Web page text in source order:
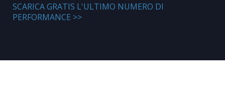
SCARICA GRATIS L'ULTIMO NUMERO DI
PERFORMANCE >>